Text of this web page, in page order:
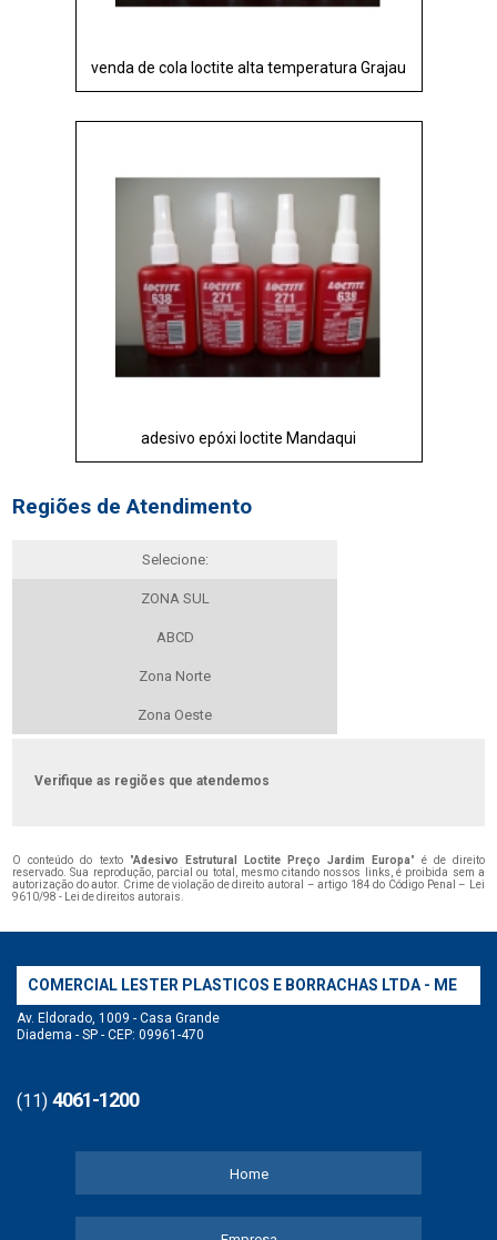
venda de cola loctite alta temperatura Grajau
adesivo epóxi loctite Mandaqui
Regiões de Atendimento
Selecione:
ZONA SUL
ABCD
Zona Norte
Zona Oeste
Verifique as regiões que atendemos
O conteúdo do texto "Adesivo Estrutural Loctite Preço Jardim Europa" é de direito
reservado. Sua reprodução, parcial ou total, mesmo citando nossos links, é proibida sem a
autorização do autor. Crime de violação de direito autoral – artigo 184 do Código Penal – Lei
9610/98 - Lei de direitos autorais.
COMERCIAL LESTER PLASTICOS E BORRACHAS LTDA - ME
Av. Eldorado, 1009 - Casa Grande
Diadema - SP - CEP: 09961-470
(11) 4061-1200
Home